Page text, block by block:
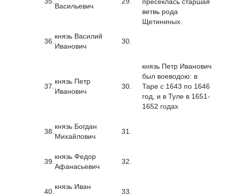
Васильевич
ветвь рода
Щетининых.
36.
князь Василий
Иванович
30.
37.
князь Петр
Иванович
30.
князь Петр Иванович
был воеводою: в
Таре с 1643 по 1646
год, и в Туле в 1651-
1652 годах
38.
князь Богдан
Михайлович
31.
39.
князь Федор
Афанасьевич
32.
40.
князь Иван
33.